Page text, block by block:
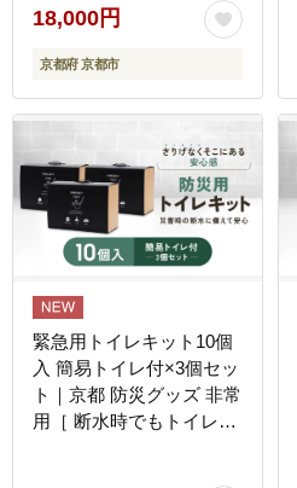
害用 凝固剤 排泄袋 備蓄
品 豪雨 地震 台風 断水 洪
水 災害 長期保存 通販 送
料無料 ］
18,000円
京都府 京都市
緊急用トイレキット10個
入 簡易トイレ付×3個セッ
ト｜京都 防災グッズ 非常
用［ 断水時でもトイレが